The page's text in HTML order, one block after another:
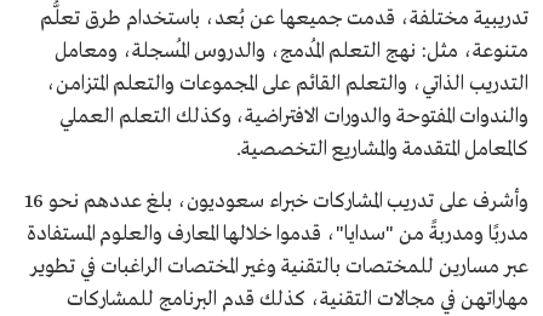
تدريبية مختلفة، قدمت جميعها عن بُعد، باستخدام طرق تعلُّم
متنوعة، مثل: نهج التعلم المُدمج، والدروس المُسجلة، ومعامل
التدريب الذاتي، والتعلم القائم على المجموعات والتعلم المتزامن،
والندوات المفتوحة والدورات الافتراضية، وكذلك التعلم العملي
كالمعامل المتقدمة والمشاريع التخصصية.
وأشرف على تدريب المشاركات خبراء سعوديون، بلغ عددهم نحو 16
مدربًا ومدربةً من "سدايا"، قدموا خلالها المعارف والعلوم المستفادة
عبر مسارين للمختصات بالتقنية وغير المختصات الراغبات في تطوير
مهاراتهن في مجالات التقنية، كذلك قدم البرنامج للمشاركات